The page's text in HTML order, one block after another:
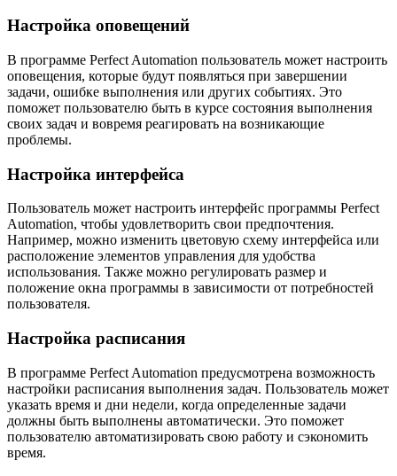
Настройка оповещений
В программе Perfect Automation пользователь может настроить
оповещения, которые будут появляться при завершении
задачи, ошибке выполнения или других событиях. Это
поможет пользователю быть в курсе состояния выполнения
своих задач и вовремя реагировать на возникающие
проблемы.
Настройка интерфейса
Пользователь может настроить интерфейс программы Perfect
Automation, чтобы удовлетворить свои предпочтения.
Например, можно изменить цветовую схему интерфейса или
расположение элементов управления для удобства
использования. Также можно регулировать размер и
положение окна программы в зависимости от потребностей
пользователя.
Настройка расписания
В программе Perfect Automation предусмотрена возможность
настройки расписания выполнения задач. Пользователь может
указать время и дни недели, когда определенные задачи
должны быть выполнены автоматически. Это поможет
пользователю автоматизировать свою работу и сэкономить
время.